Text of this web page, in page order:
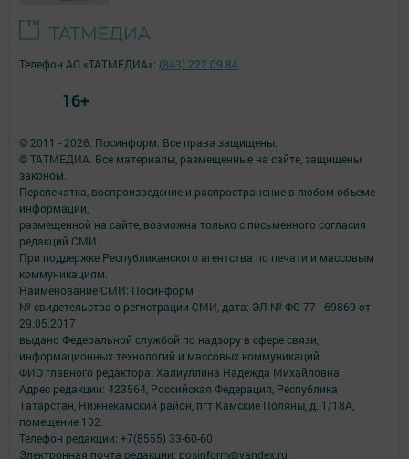
© 2011 - 2026. Посинформ. Все права защищены.
© ТАТМЕДИА. Все материалы, размещенные на сайте, защищены
законом.
Перепечатка, воспроизведение и распространение в любом объеме
информации,
размещенной на сайте, возможна только с письменного согласия
редакций СМИ.
При поддержке Республиканского агентства по печати и массовым
коммуникациям.
Наименование СМИ: Посинформ
№ свидетельства о регистрации СМИ, дата: ЭЛ № ФС 77 - 69869 от
29.05.2017
выдано Федеральной службой по надзору в сфере связи,
информационных технологий и массовых коммуникаций
ФИО главного редактора: Халиуллина Надежда Михайловна
Адрес редакции: 423564, Российская Федерация, Республика
Татарстан, Нижнекамский район, пгт Камские Поляны, д. 1/18А,
помещение 102.
Телефон редакции: +7(8555) 33-60-60
Электронная почта редакции: posinform@yandex.ru
Телефон АО «ТАТМЕДИА»: (843) 222 09 84
16+